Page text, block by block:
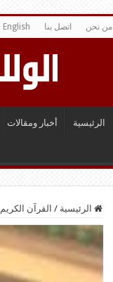
من نحن اتصل بنا English
الرئيسية أخبار ومقالات
الرئيسية / القرآن الكريم